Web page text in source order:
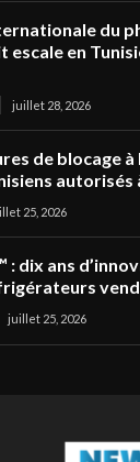
du
en
juillet 28, 2026
de blocage à
autorisés
25, 2026
: dix ans
juillet 25, 2026